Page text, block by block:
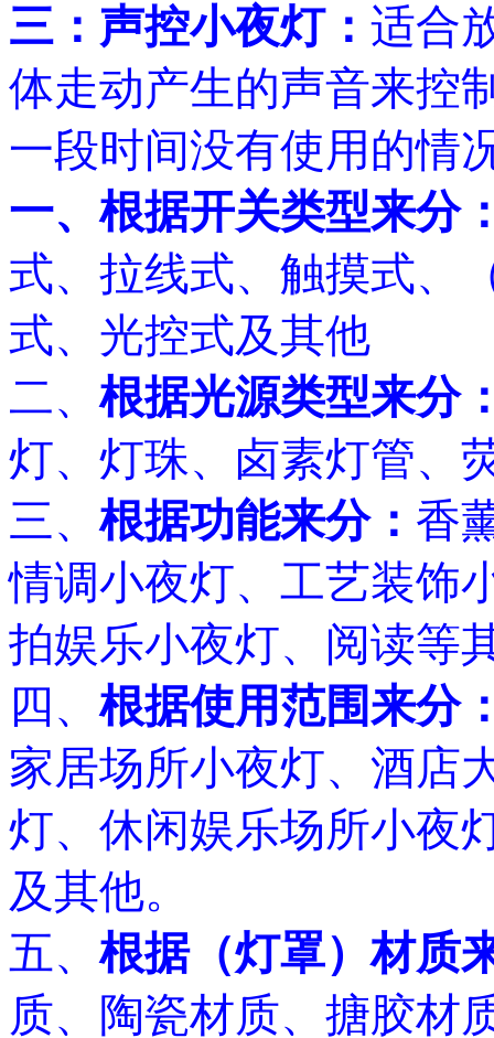
三：声控小夜灯： 适合
体走动产生的声音来控
一段时间没有使用的情
一、根据开关类型来分
式、拉线式、触摸式、
式、光控式及其他
二、根据光源类型来分
灯、灯珠、卤素灯管、
三、根据功能来分： 香
情调小夜灯、工艺装饰
拍娱乐小夜灯、阅读等
四、根据使用范围来分
家居场所小夜灯、酒店
灯、休闲娱乐场所小夜
及其他。
五、根据（灯罩）材质
质、陶瓷材质、搪胶材